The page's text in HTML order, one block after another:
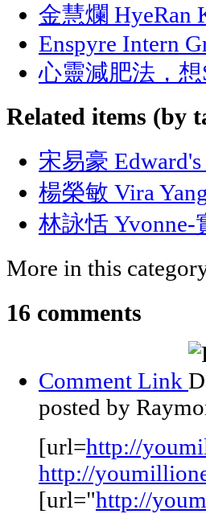
金慧爛 HyeRan
Enspyre Intern
心靈減肥法，
Related items (by
宋易豪
楊榮敏 Vira
林詠恬 Yvonne-
More in this
16 comments
Comment Link
posted by
[url=http://
http://
[url="http://